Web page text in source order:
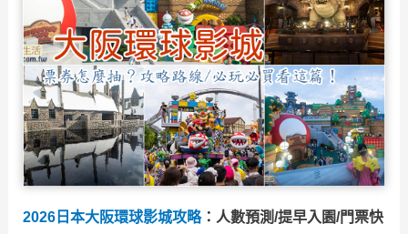
2026日本大阪環球影城攻略：人數預測/提早入園/門票快